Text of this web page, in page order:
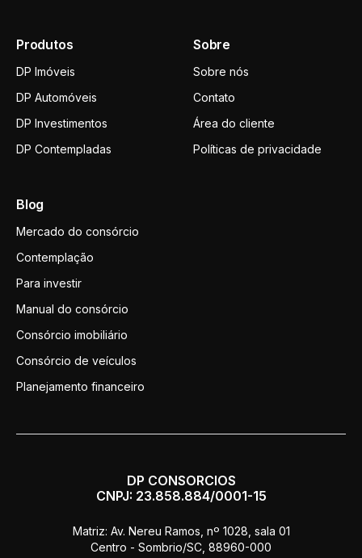
Produtos
DP Imóveis
DP Automóveis
DP Investimentos
DP Contempladas
Sobre
Sobre nós
Contato
Área do cliente
Políticas de privacidade
Blog
Mercado do consórcio
Contemplação
Para investir
Manual do consórcio
Consórcio imobiliário
Consórcio de veículos
Planejamento financeiro
DP CONSORCIOS
CNPJ: 23.858.884/0001-15
Matriz: Av. Nereu Ramos, nº 1028, sala 01
Centro - Sombrio/SC, 88960-000